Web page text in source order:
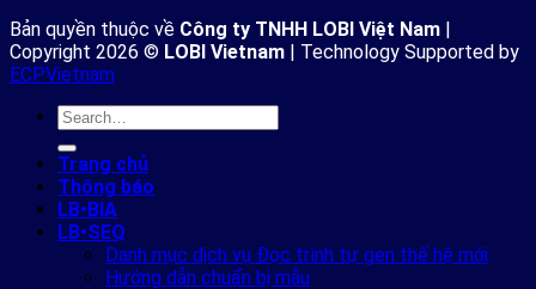
Bản quyền thuộc về Công ty TNHH LOBI Việt Nam |
Copyright 2026 © LOBI Vietnam | Technology Supported by
ECPVietnam
Trang chủ
Thông báo
LB•BIA
LB•SEQ
Danh mục dịch vụ Đọc trình tự gen thế hệ mới
Hướng dẫn chuẩn bị mẫu